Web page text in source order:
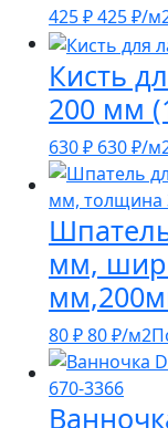
425₽425₽/
Кисть
200 мм
630₽ 630₽/
мм,
80₽80₽/м2